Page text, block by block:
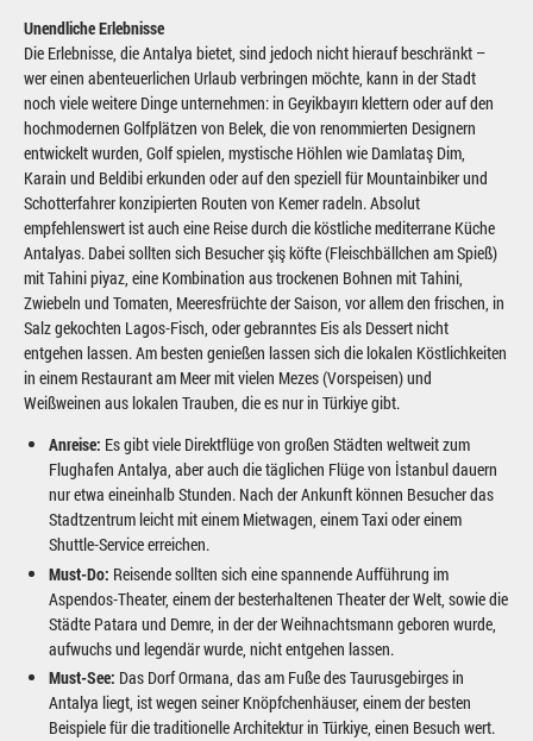
Unendliche Erlebnisse
Die Erlebnisse, die Antalya bietet, sind jedoch nicht hierauf beschränkt –
wer einen abenteuerlichen Urlaub verbringen möchte, kann in der Stadt
noch viele weitere Dinge unternehmen: in Geyikbayırı klettern oder auf den
hochmodernen Golfplätzen von Belek, die von renommierten Designern
entwickelt wurden, Golf spielen, mystische Höhlen wie Damlataş Dim,
Karain und Beldibi erkunden oder auf den speziell für Mountainbiker und
Schotterfahrer konzipierten Routen von Kemer radeln. Absolut
empfehlenswert ist auch eine Reise durch die köstliche mediterrane Küche
Antalyas. Dabei sollten sich Besucher şiş köfte (Fleischbällchen am Spieß)
mit Tahini piyaz, eine Kombination aus trockenen Bohnen mit Tahini,
Zwiebeln und Tomaten, Meeresfrüchte der Saison, vor allem den frischen, in
Salz gekochten Lagos-Fisch, oder gebranntes Eis als Dessert nicht
entgehen lassen. Am besten genießen lassen sich die lokalen Köstlichkeiten
in einem Restaurant am Meer mit vielen Mezes (Vorspeisen) und
Weißweinen aus lokalen Trauben, die es nur in Türkiye gibt.
Anreise: Es gibt viele Direktflüge von großen Städten weltweit zum
Flughafen Antalya, aber auch die täglichen Flüge von İstanbul dauern
nur etwa eineinhalb Stunden. Nach der Ankunft können Besucher das
Stadtzentrum leicht mit einem Mietwagen, einem Taxi oder einem
Shuttle-Service erreichen.
Must-Do: Reisende sollten sich eine spannende Aufführung im
Aspendos-Theater, einem der besterhaltenen Theater der Welt, sowie die
Städte Patara und Demre, in der der Weihnachtsmann geboren wurde,
aufwuchs und legendär wurde, nicht entgehen lassen.
Must-See: Das Dorf Ormana, das am Fuße des Taurusgebirges in
Antalya liegt, ist wegen seiner Knöpfchenhäuser, einem der besten
Beispiele für die traditionelle Architektur in Türkiye, einen Besuch wert.